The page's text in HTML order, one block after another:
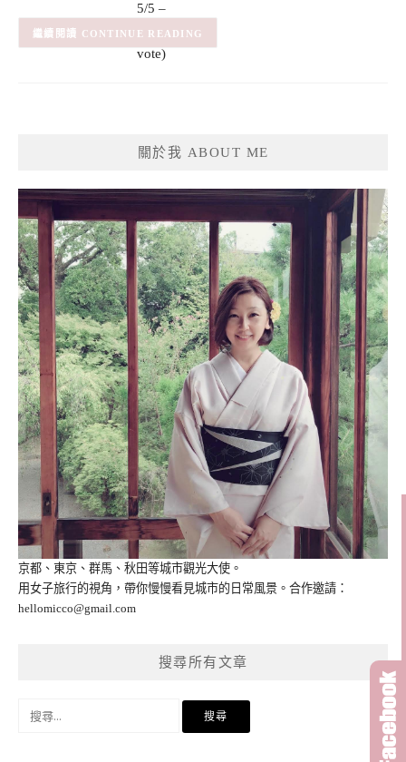
5/5 –
(1
vote)
(1) CONTINUE READING
關於我 ABOUT ME
京都、東京、群馬、秋田等城市觀光大使。
用女子旅行的視角，帶你慢慢看見城市的日常風景。合作邀請：
hellomicco@gmail.com
搜尋所有文章